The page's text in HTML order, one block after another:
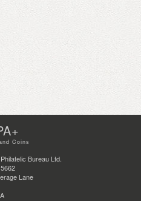
Coins
Bureau Ltd.
Lane